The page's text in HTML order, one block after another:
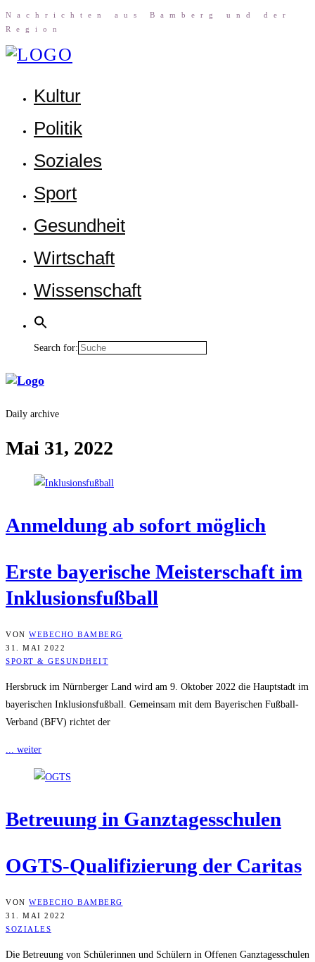
Nach­rich­ten aus Bam­berg und der
Region
Kul­tur
Poli­tik
Sozia­les
Sport
Gesund­heit
Wirt­schaft
Wis­sen­schaft
Search for:
Daily archive
Mai 31, 2022
Anmel­dung ab sofort möglich
Ers­te baye­ri­sche Meis­ter­schaft im
Inklusionsfußball
VON WEBECHO BAMBERG
31. MAI 2022
SPORT & GESUNDHEIT
Hersbruck im Nürnberger Land wird am 9. Oktober 2022 die Hauptstadt im
bayerischen Inklusionsfußball. Gemeinsam mit dem Bayerischen Fußball-
Verband (BFV) richtet der
... weiter
Betreu­ung in Ganztagesschulen
OGTS-Qua­li­fi­zie­rung der Caritas
VON WEBECHO BAMBERG
31. MAI 2022
SOZIALES
Die Betreuung von Schülerinnen und Schülern in Offenen Ganztagesschulen